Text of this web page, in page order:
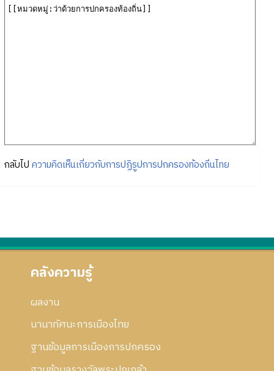
กลับไป ความคิดเห็นเกี่ยวกับการปฏิรูปการปกครองท้องถิ่นไทย
คลังความรู้
ผลงาน
นานาทัศนะการเมืองไทย
ฐานข้อมูลการเมืองการปกครอง